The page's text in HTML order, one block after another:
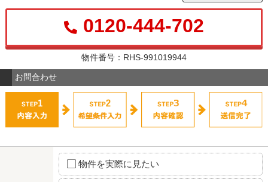
0120-444-702
物件番号：RHS-991019944
お問合わせ
物件を実際に見たい